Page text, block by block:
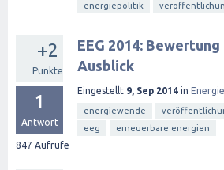
energiepolitik
+2
Punkte
1
Antwort
847 Aufrufe
EEG 2014: Bewertung
Ausblick
Eingestellt 9, Sep 2014 in
energiewende
eeg
erneuerbare energien